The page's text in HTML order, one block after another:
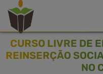
CURSO LIVRE DE
REINSERÇÃO
NO